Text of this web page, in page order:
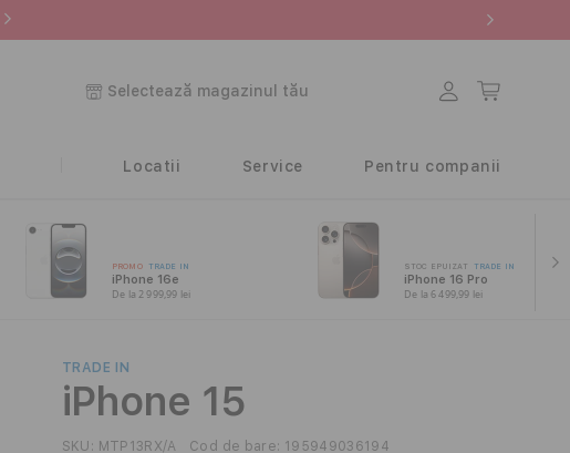
Selectează magazinul tău
Conectați-
Coș
Locatii Service Pentru companii
PROMO TRADE IN
iPhone 16e
De la 2 999,99 lei
STOC EPUIZAT TRADE IN
iPhone 16 Pro
De la 6 499,99 lei
TRADE IN
iPhone 15
SKU: MTP13RX/A Cod de bare: 195949036194